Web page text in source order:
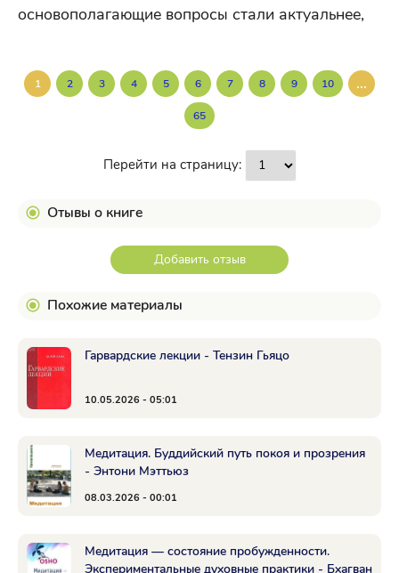
основополагающие вопросы стали актуальнее,
1 2 3 4 5 6 7 8 9 10 ...
65
Перейти на страницу:
Отывы о книге
Добавить отзыв
Похожие материалы
Гарвардские лекции - Тензин Гьяцо
10.05.2026 - 05:01
Медитация. Буддийский путь покоя и прозрения
- Энтони Мэттьюз
08.03.2026 - 00:01
Медитация — состояние пробужденности.
Экспериментальные духовные практики - Бхагван